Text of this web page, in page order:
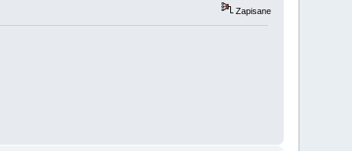
Zapisane